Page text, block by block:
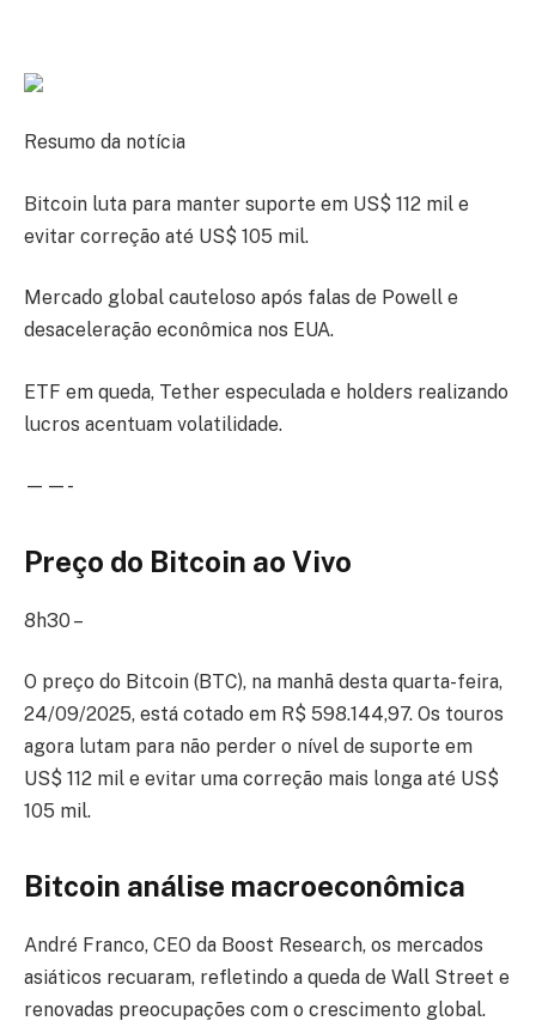
Resumo da notícia
Bitcoin luta para manter suporte em US$ 112 mil e
evitar correção até US$ 105 mil.
Mercado global cauteloso após falas de Powell e
desaceleração econômica nos EUA.
ETF em queda, Tether especulada e holders realizando
lucros acentuam volatilidade.
——-
Preço do Bitcoin ao Vivo
8h30 –
O preço do Bitcoin (BTC), na manhã desta quarta-feira,
24/09/2025, está cotado em R$ 598.144,97. Os touros
agora lutam para não perder o nível de suporte em
US$ 112 mil e evitar uma correção mais longa até US$
105 mil.
Bitcoin análise macroeconômica
André Franco, CEO da Boost Research, os mercados
asiáticos recuaram, refletindo a queda de Wall Street e
renovadas preocupações com o crescimento global.